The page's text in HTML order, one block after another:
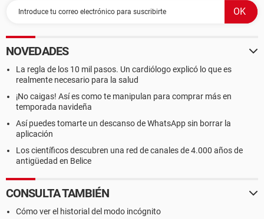
NOVEDADES
La regla de los 10 mil pasos. Un cardiólogo explicó lo que es
realmente necesario para la salud
¡No caigas! Así es como te manipulan para comprar más en
temporada navideña
Así puedes tomarte un descanso de WhatsApp sin borrar la
aplicación
Los científicos descubren una red de canales de 4.000 años de
antigüedad en Belice
CONSULTA TAMBIÉN
Cómo ver el historial del modo incógnito